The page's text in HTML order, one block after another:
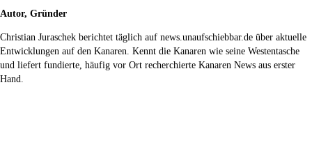
Autor, Gründer
Christian Juraschek berichtet täglich auf news.unaufschiebbar.de über aktuelle
Entwicklungen auf den Kanaren. Kennt die Kanaren wie seine Westentasche
und liefert fundierte, häufig vor Ort recherchierte Kanaren News aus erster
Hand.